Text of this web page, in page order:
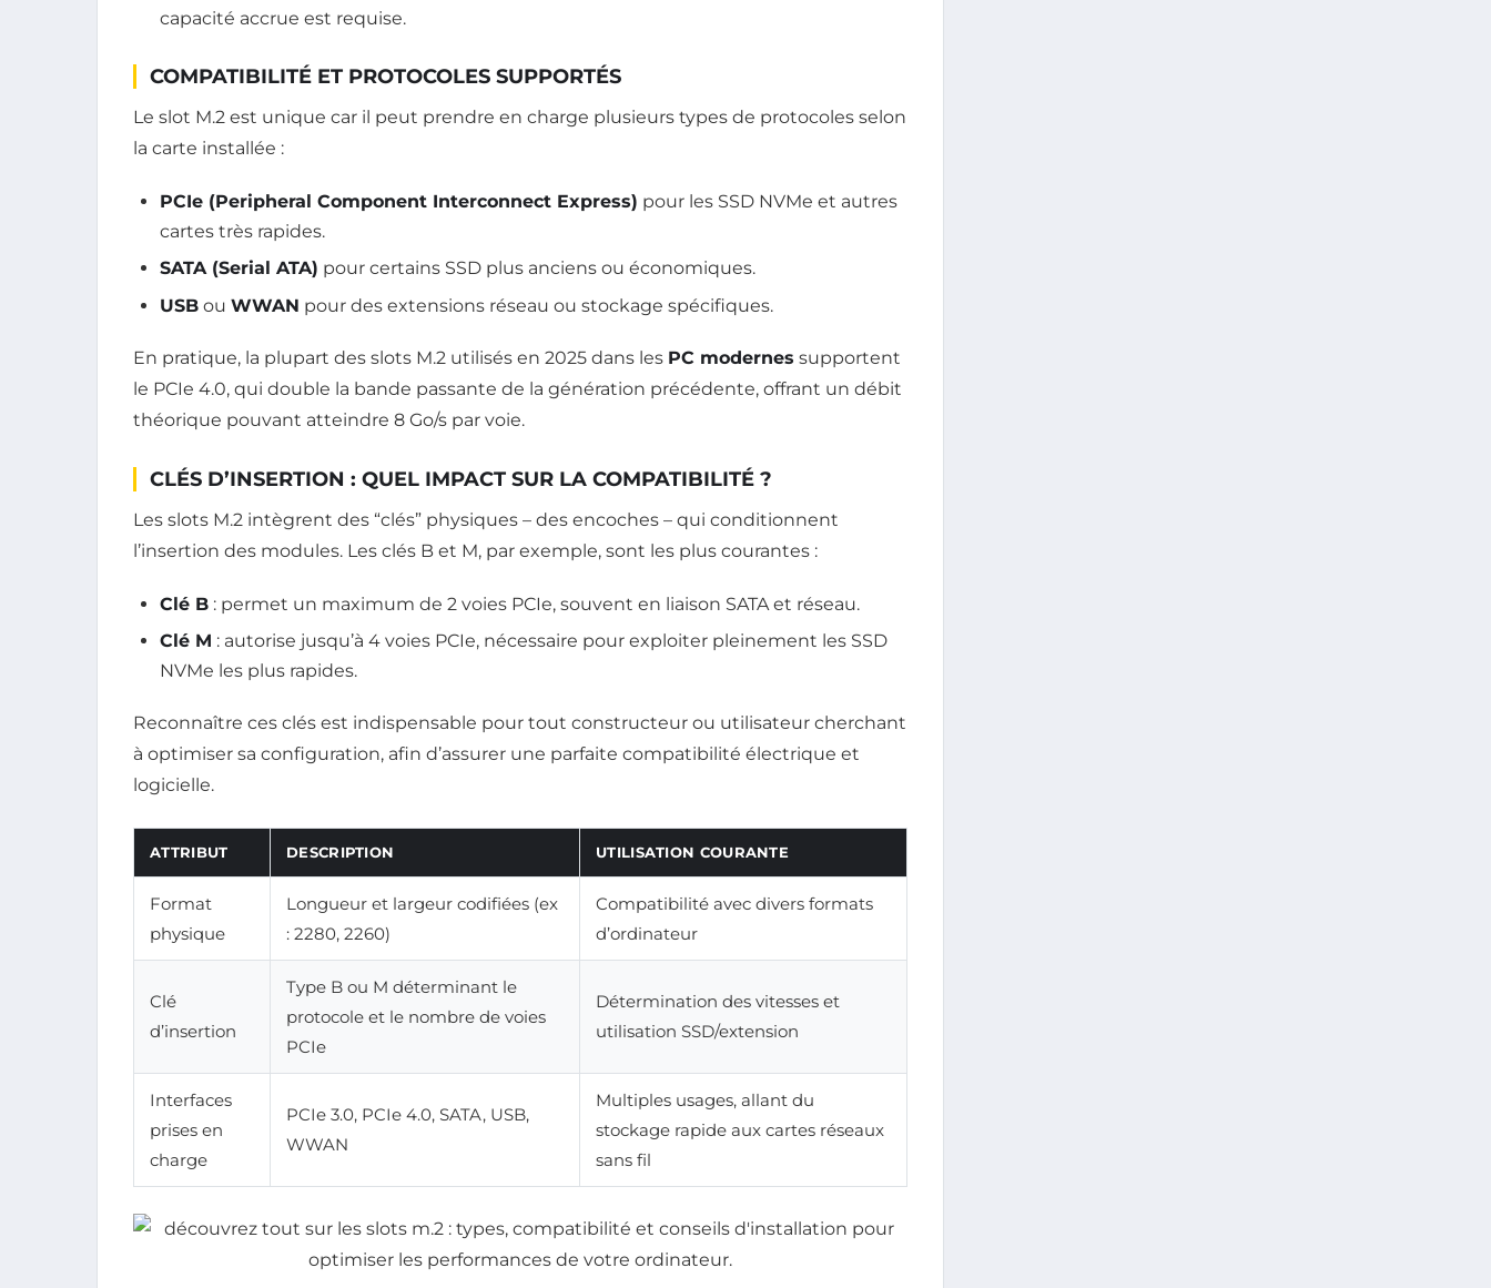
capacité accrue est requise.
COMPATIBILITÉ ET PROTOCOLES SUPPORTÉS
Le slot M.2 est unique car il peut prendre en charge plusieurs types de protocoles selon
la carte installée :
PCIe (Peripheral Component Interconnect Express) pour les SSD NVMe et autres
cartes très rapides.
SATA (Serial ATA) pour certains SSD plus anciens ou économiques.
USB ou WWAN pour des extensions réseau ou stockage spécifiques.
En pratique, la plupart des slots M.2 utilisés en 2025 dans les PC modernes supportent
le PCIe 4.0, qui double la bande passante de la génération précédente, offrant un débit
théorique pouvant atteindre 8 Go/s par voie.
CLÉS D’INSERTION : QUEL IMPACT SUR LA COMPATIBILITÉ ?
Les slots M.2 intègrent des “clés” physiques – des encoches – qui conditionnent
l’insertion des modules. Les clés B et M, par exemple, sont les plus courantes :
Clé B : permet un maximum de 2 voies PCIe, souvent en liaison SATA et réseau.
Clé M : autorise jusqu’à 4 voies PCIe, nécessaire pour exploiter pleinement les SSD
NVMe les plus rapides.
Reconnaître ces clés est indispensable pour tout constructeur ou utilisateur cherchant
à optimiser sa configuration, afin d’assurer une parfaite compatibilité électrique et
logicielle.
ATTRIBUT DESCRIPTION UTILISATION COURANTE
Format
physique
Longueur et largeur codifiées (ex
: 2280, 2260)
Compatibilité avec divers formats
d’ordinateur
Clé
d’insertion
Type B ou M déterminant le
protocole et le nombre de voies
PCIe
Détermination des vitesses et
utilisation SSD/extension
Interfaces
prises en
charge
PCIe 3.0, PCIe 4.0, SATA, USB,
WWAN
Multiples usages, allant du
stockage rapide aux cartes réseaux
sans fil